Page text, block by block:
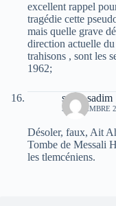
excellent rappel
tragédie cette
mais quelle grave
direction actuelle
trahisons , sont les
1962;
sarah sadim
5 NOVEMBRE
Désoler, faux, Ait
Tombe de Messali
les tlemcéniens.